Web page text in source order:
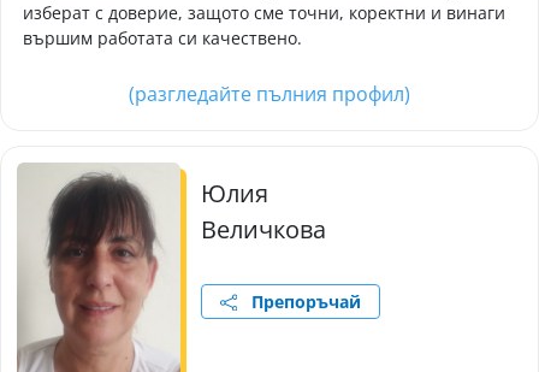
изберат с доверие, защото сме точни, коректни и винаги
вършим работата си качествено.
(разгледайте пълния профил)
Юлия
Величкова
Препоръчай